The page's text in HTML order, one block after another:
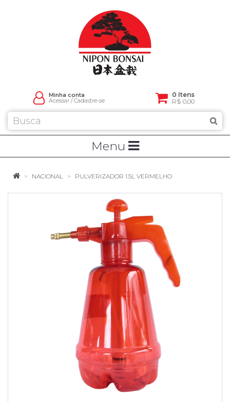
Minha conta
Acessar/Cadastre-se
0 Itens
R$ 0,00
Menu
NACIONAL PULVERIZADOR 1.5L VERMELHO